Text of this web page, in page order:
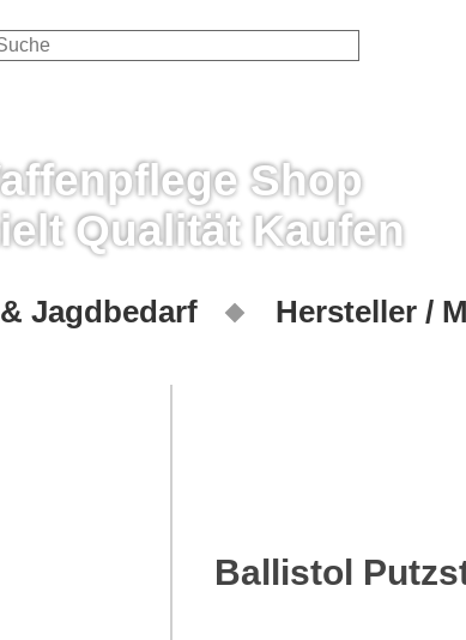
Shop
Qualität Kaufen
Jagdbedarf Hersteller /
Ballistol